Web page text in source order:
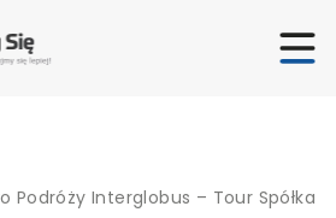
Podróży Interglobus – Tour Spółka